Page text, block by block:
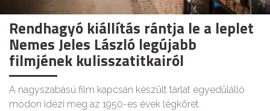
Rendhagyó kiállítás rántja le a leplet
Nemes Jeles László legújabb
filmjének kulisszatitkairól
A nagyszabású film kapcsán készült tárlat egyedülálló
módon idézi meg az 1950-es évek légkörét.